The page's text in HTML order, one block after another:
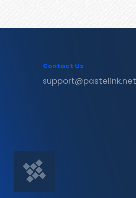
Contact Us
support@pastelink.net